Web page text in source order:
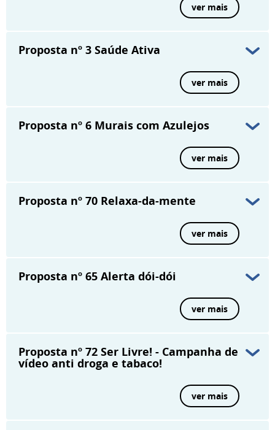
ver mais
Proposta nº 3 Saúde Ativa
ver mais
Proposta nº 6 Murais com Azulejos
ver mais
Proposta nº 70 Relaxa-da-mente
ver mais
Proposta nº 65 Alerta dói-dói
ver mais
Proposta nº 72 Ser Livre! - Campanha de
vídeo anti droga e tabaco!
ver mais